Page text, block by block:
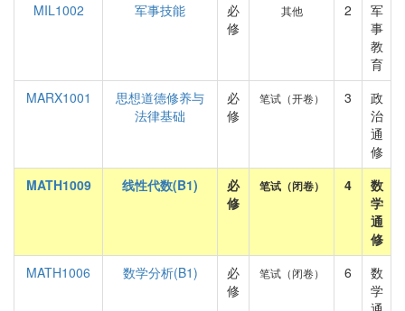
MIL1002
军事技能
必
修
其他 2
军
事
教
育
MARX1001
思想道德修养与
法律基础
必
修
笔试（开卷） 3
政
治
通
修
MATH1009
线性代数(B1)
必
修
笔试（闭卷） 4
数
学
通
修
MATH1006
数学分析(B1)
必
修
笔试（闭卷） 6
数
学